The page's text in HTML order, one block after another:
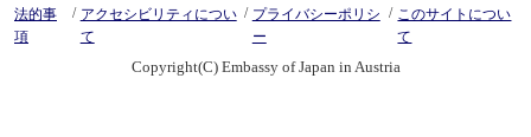
法的事
項
/ アクセシビリティについ
て
/ プライバシーポリシ
ー
/ このサイトについ
て
Copyright(C) Embassy of Japan in Austria